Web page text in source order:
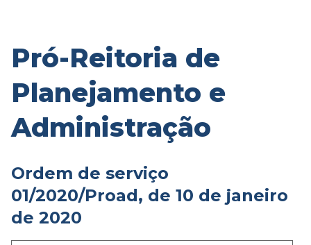
Pró-Reitoria de
Planejamento e
Administração
Ordem de serviço
01/2020/Proad, de 10 de janeiro
de 2020